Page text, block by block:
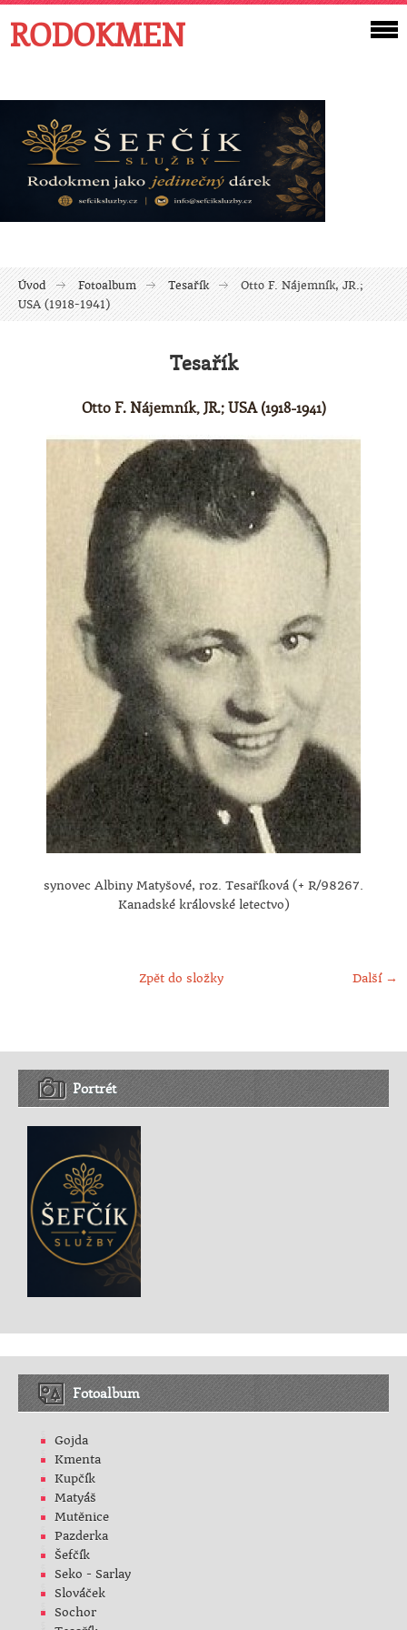
RODOKMEN
Úvod Fotoalbum Tesařík
Otto F. Nájemník, JR.;
USA (1918-1941)
Tesařík
Otto F. Nájemník, JR.; USA (1918-1941)
synovec Albiny Matyšové, roz. Tesaříková (+ R/98267.
Kanadské královské letectvo)
Další →
Zpět do složky
Portrét
Fotoalbum
Gojda
Kmenta
Kupčík
Matyáš
Mutěnice
Pazderka
Šefčík
Seko - Sarlay
Slováček
Sochor